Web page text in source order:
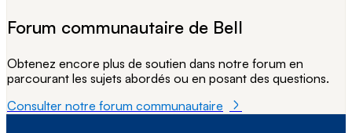
Forum communautaire de Bell
Obtenez encore plus de soutien dans notre forum en
parcourant les sujets abordés ou en posant des questions.
Consulter notre forum communautaire